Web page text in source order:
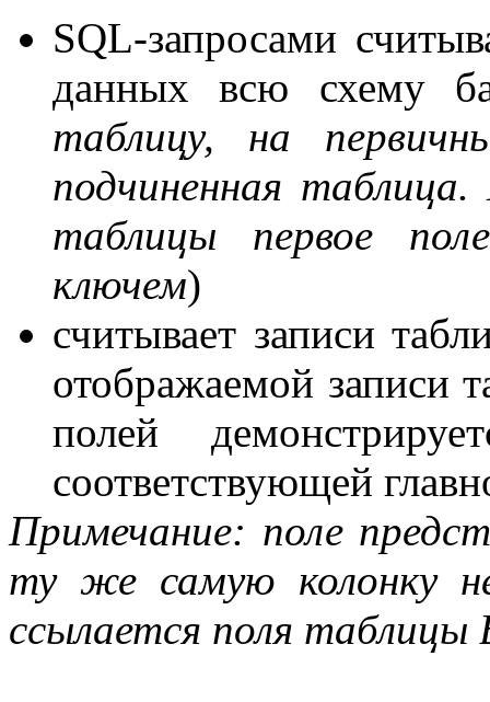
SQL-запросами
данных всю схему
таблицу, на
подчиненная таблица.
таблицы первое
ключем)
считывает записи
отображаемой записи
полей
соответствующей
Примечание: поле
ту же самую колонку
ссылается поля таблицы